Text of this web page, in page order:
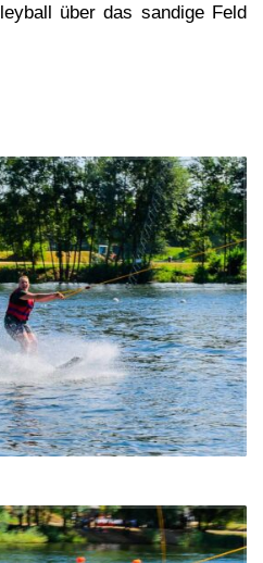
über das sandige Feld